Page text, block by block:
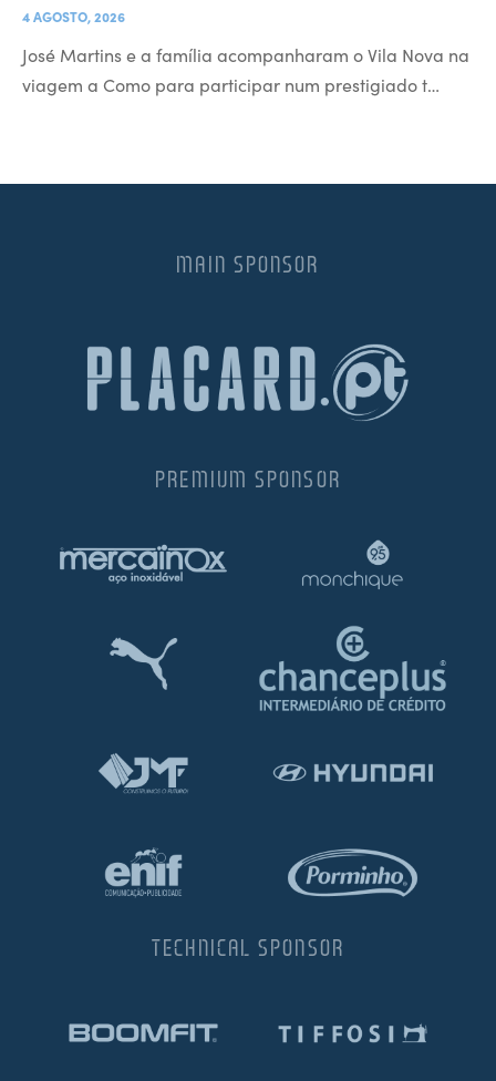
4 AGOSTO, 2026
José Martins e a família acompanharam o Vila Nova na
viagem a Como para participar num prestigiado t…
MAIN SPONSOR
PREMIUM SPONSOR
TECHNICAL SPONSOR